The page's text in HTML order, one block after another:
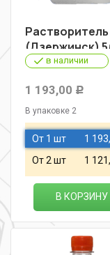
(Дзержинск)
в наличии
1 193,00 Р
В упаковке 2
От 1 шт 1
От 2 шт 1
В КОРЗИНУ